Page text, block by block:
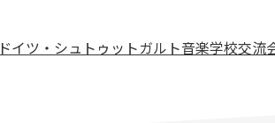
ドイツ・シュトゥットガルト音楽学校交流